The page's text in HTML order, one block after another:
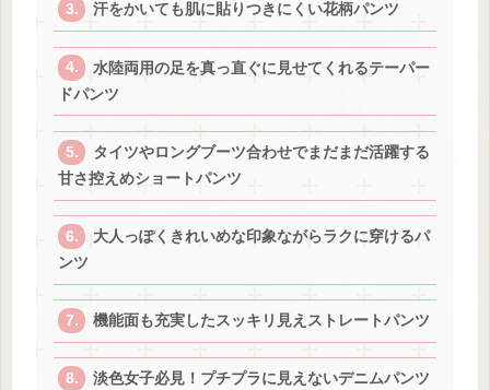
汗をかいても肌に貼りつきにくい花柄パンツ
水陸両用の足を真っ直ぐに見せてくれるテーパー
ドパンツ
タイツやロングブーツ合わせでまだまだ活躍する
甘さ控えめショートパンツ
大人っぽくきれいめな印象ながらラクに穿けるパ
ンツ
機能面も充実したスッキリ見えストレートパンツ
淡色女子必見！プチプラに見えないデニムパンツ